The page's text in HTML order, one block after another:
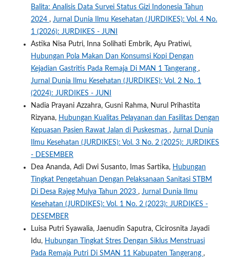
Balita: Analisis Data Survei Status Gizi Indonesia Tahun
2024 , Jurnal Dunia Ilmu Kesehatan (JURDIKES): Vol. 4 No.
1 (2026): JURDIKES - JUNI
Astika Nisa Putri, Inna Solihati Embrik, Ayu Pratiwi,
Hubungan Pola Makan Dan Konsumsi Kopi Dengan
Kejadian Gastritis Pada Remaja Di MAN 1 Tangerang ,
Jurnal Dunia Ilmu Kesehatan (JURDIKES): Vol. 2 No. 1
(2024): JURDIKES - JUNI
Nadia Prayani Azzahra, Gusni Rahma, Nurul Prihastita
Rizyana, Hubungan Kualitas Pelayanan dan Fasilitas Dengan
Kepuasan Pasien Rawat Jalan di Puskesmas , Jurnal Dunia
Ilmu Kesehatan (JURDIKES): Vol. 3 No. 2 (2025): JURDIKES
- DESEMBER
Dea Ananda, Adi Dwi Susanto, Imas Sartika, Hubungan
Tingkat Pengetahuan Dengan Pelaksanaan Sanitasi STBM
Di Desa Rajeg Mulya Tahun 2023 , Jurnal Dunia Ilmu
Kesehatan (JURDIKES): Vol. 1 No. 2 (2023): JURDIKES -
DESEMBER
Luisa Putri Syawalia, Jaenudin Saputra, Cicirosnita Jayadi
Idu, Hubungan Tingkat Stres Dengan Siklus Menstruasi
Pada Remaja Putri Di SMAN 11 Kabupaten Tangerang ,